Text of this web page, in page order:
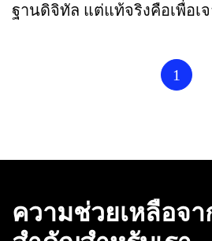
ฐานดิจิทัล แต่แท้จริงคือเพื่อเ
1
ความช่วยเหลือจ